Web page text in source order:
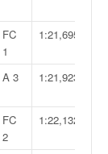
FC
1
1:21,695
A 3 1:21,923
FC
2
1:22,132